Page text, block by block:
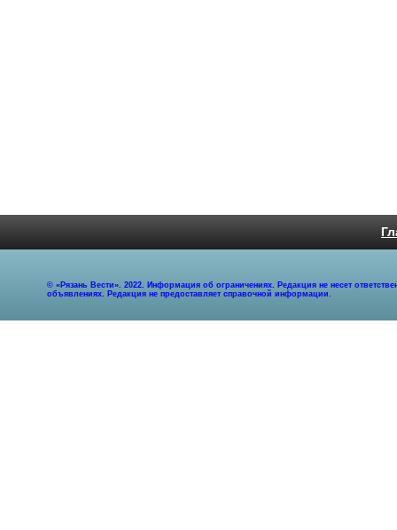
© «Рязань Вести». 2022. Информация об ограничениях. Редакция не несет
объявлениях. Редакция не предоставляет справочной информации.